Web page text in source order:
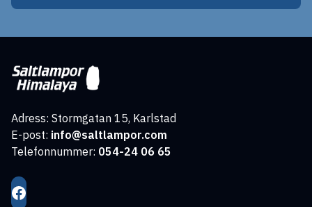
Adress: Stormgatan 15, Karlstad
E-post: info@saltlampor.com
Telefonnummer: 054-24 06 65